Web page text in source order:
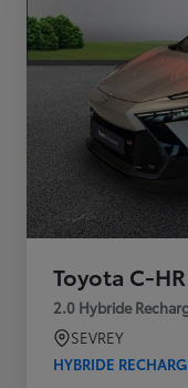
Toyota C-HR
2.0 Hybride
SEVREY
HYBRIDE